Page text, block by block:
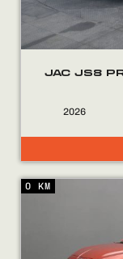
JAC JS8
2026
0 KM